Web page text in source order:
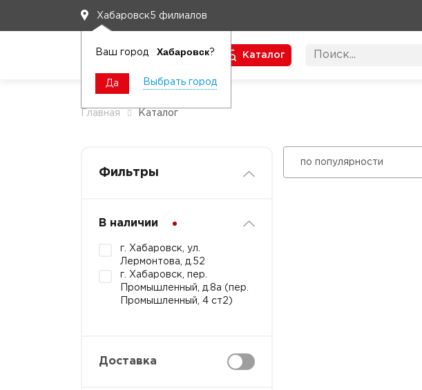
Хабаровск5 филиалов
Ваш город Хабаровск?
Да Выбрать город
Каталог
Главная Каталог
Фильтры
В наличии
г. Хабаровск, ул.
Лермонтова, д.52
г. Хабаровск, пер.
Промышленный, д.8а (пер.
Промышленный, 4 ст2)
Доставка
по популярности